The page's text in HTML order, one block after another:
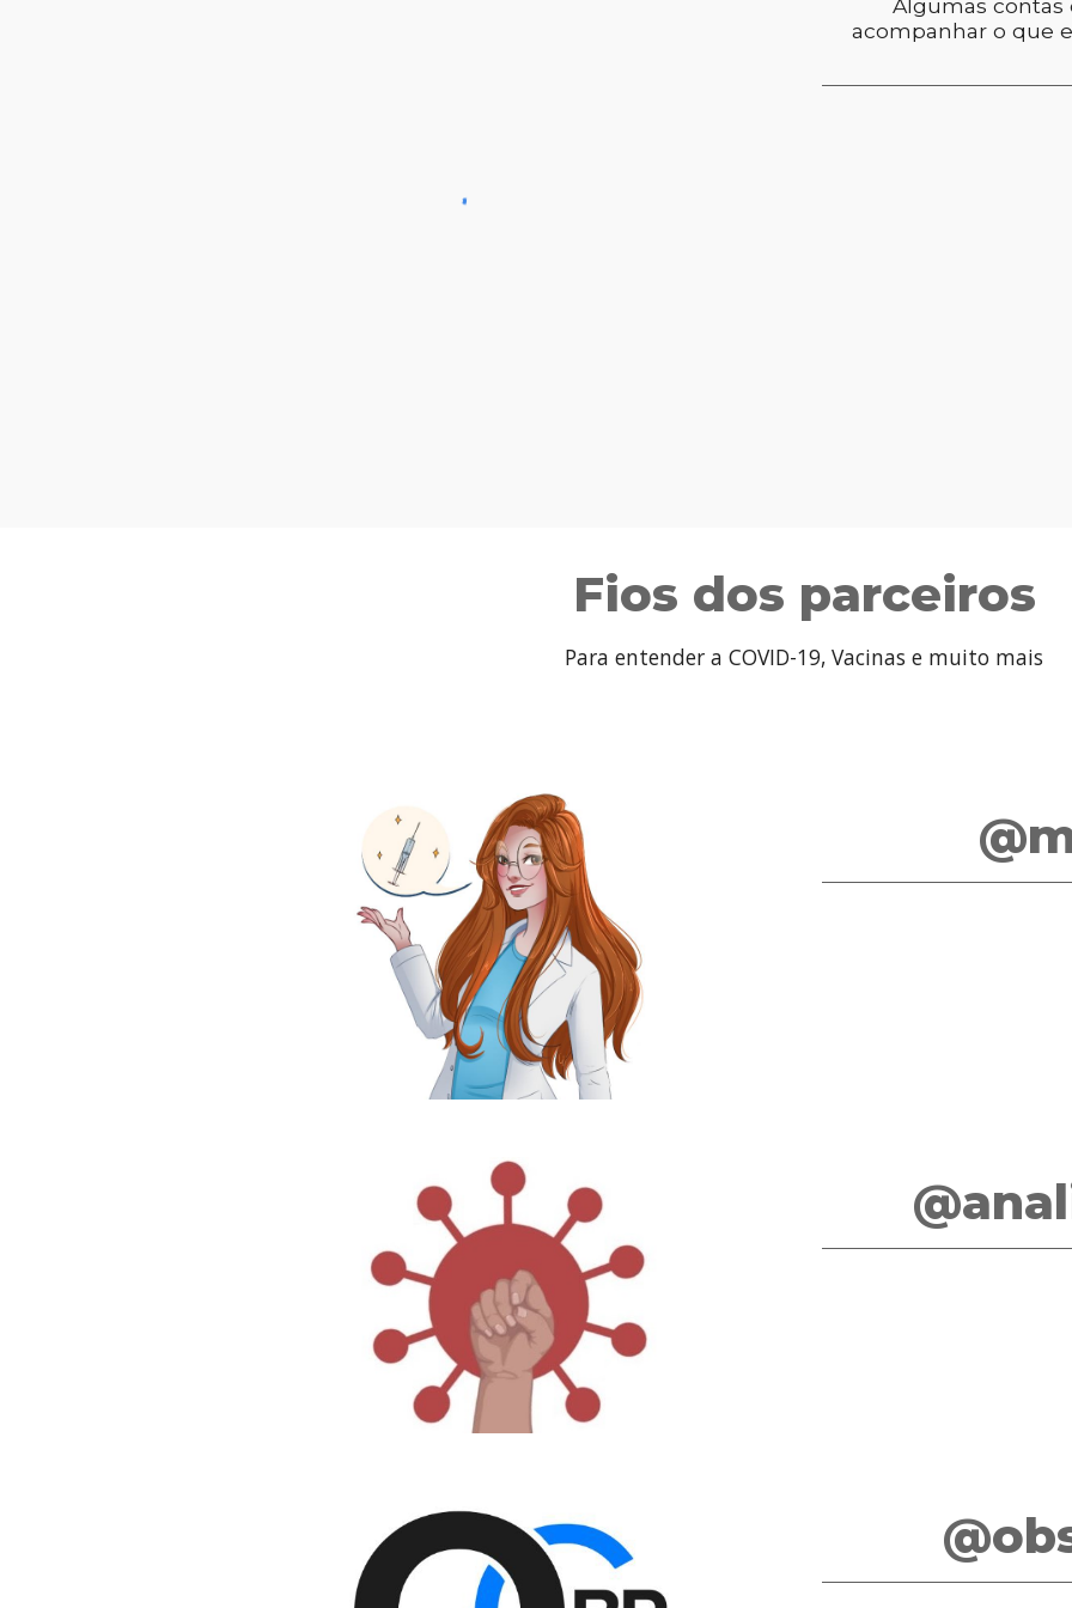
Algumas contas
acompanhar o que
Fios dos parceiros
Para entender a COVID-19, Vacinas e muito mais